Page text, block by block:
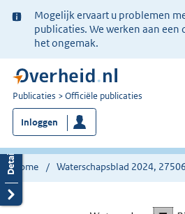
Ter
informatie:
Mogelijk ervaart u problemen
publicaties. We werken aan een
het ongemak.
U
bent
nu
hier:
Publicaties Officiële publicaties
Inloggen
Home Waterschapsblad 2024, 27506